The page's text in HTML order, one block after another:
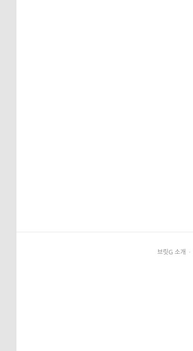
브릿G 소개 ·